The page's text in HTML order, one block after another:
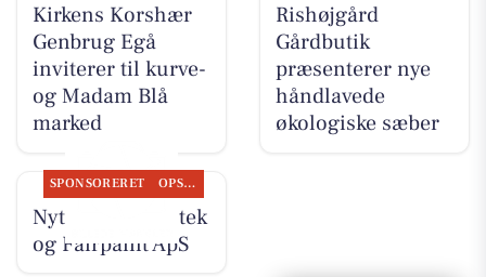
Kirkens Korshær
Genbrug Egå
inviterer til kurve-
og Madam Blå
marked
Rishøjgård
Gårdbutik
præsenterer nye
håndlavede
økologiske sæber
SPONSORERET OPSLAGSTAVLEN
Nyt fra Egå Apotek
og Fairpaint ApS